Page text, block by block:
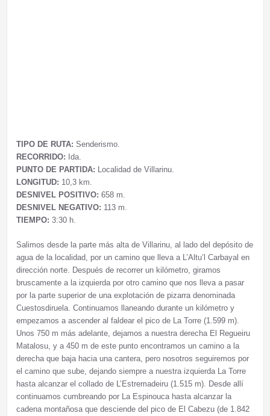
TIPO DE RUTA: Senderismo.
RECORRIDO: Ida.
PUNTO DE PARTIDA: Localidad de Villarinu.
LONGITUD: 10,3 km.
DESNIVEL POSITIVO: 658 m.
DESNIVEL NEGATIVO: 113 m.
TIEMPO: 3:30 h.
Salimos desde la parte más alta de Villarinu, al lado del depósito de
agua de la localidad, por un camino que lleva a L’Altu’l Carbayal en
dirección norte. Después de recorrer un kilómetro, giramos
bruscamente a la izquierda por otro camino que nos lleva a pasar
por la parte superior de una explotación de pizarra denominada
Cuestosdiruela. Continuamos llaneando durante un kilómetro y
empezamos a ascender al faldear el pico de La Torre (1.599 m).
Unos 750 m más adelante, dejamos a nuestra derecha El Regueiru
Matalosu, y a 450 m de este punto encontramos un camino a la
derecha que baja hacia una cantera, pero nosotros seguiremos por
el camino que sube, dejando siempre a nuestra izquierda La Torre
hasta alcanzar el collado de L’Estremadeiru (1.515 m). Desde allí
continuamos cumbreando por La Espinouca hasta alcanzar la
cadena montañosa que desciende del pico de El Cabezu (de 1.842